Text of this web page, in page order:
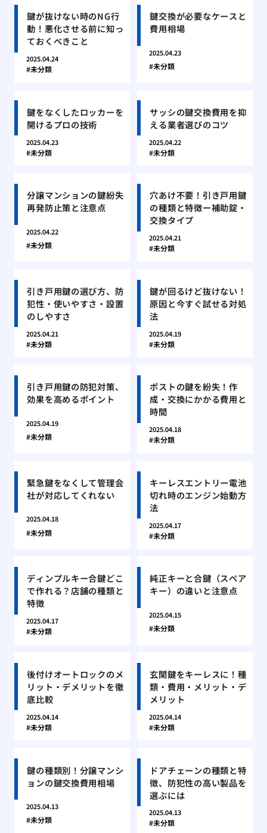
鍵が抜けない時のNG行
動！悪化させる前に知っ
ておくべきこと
2025.04.24
未分類
鍵交換が必要なケースと
費用相場
2025.04.23
未分類
鍵をなくしたロッカーを
開けるプロの技術
2025.04.23
未分類
サッシの鍵交換費用を抑
える業者選びのコツ
2025.04.22
未分類
分譲マンションの鍵紛失
再発防止策と注意点
2025.04.22
未分類
穴あけ不要！引き戸用鍵
の種類と特徴ー補助錠・
交換タイプ
2025.04.21
未分類
引き戸用鍵の選び方、防
犯性・使いやすさ・設置
のしやすさ
2025.04.21
未分類
鍵が回るけど抜けない！
原因と今すぐ試せる対処
法
2025.04.19
未分類
引き戸用鍵の防犯対策、
効果を高めるポイント
2025.04.19
未分類
ポストの鍵を紛失！作
成・交換にかかる費用と
時間
2025.04.18
未分類
緊急鍵をなくして管理会
社が対応してくれない
2025.04.18
未分類
キーレスエントリー電池
切れ時のエンジン始動方
法
2025.04.17
未分類
ディンプルキー合鍵どこ
で作れる？店舗の種類と
特徴
2025.04.17
未分類
純正キーと合鍵（スペア
キー）の違いと注意点
2025.04.15
未分類
後付けオートロックのメ
リット・デメリットを徹
底比較
2025.04.14
未分類
玄関鍵をキーレスに！種
類・費用・メリット・デ
メリット
2025.04.14
未分類
鍵の種類別！分譲マンシ
ョンの鍵交換費用相場
2025.04.13
未分類
ドアチェーンの種類と特
徴、防犯性の高い製品を
選ぶには
2025.04.13
未分類